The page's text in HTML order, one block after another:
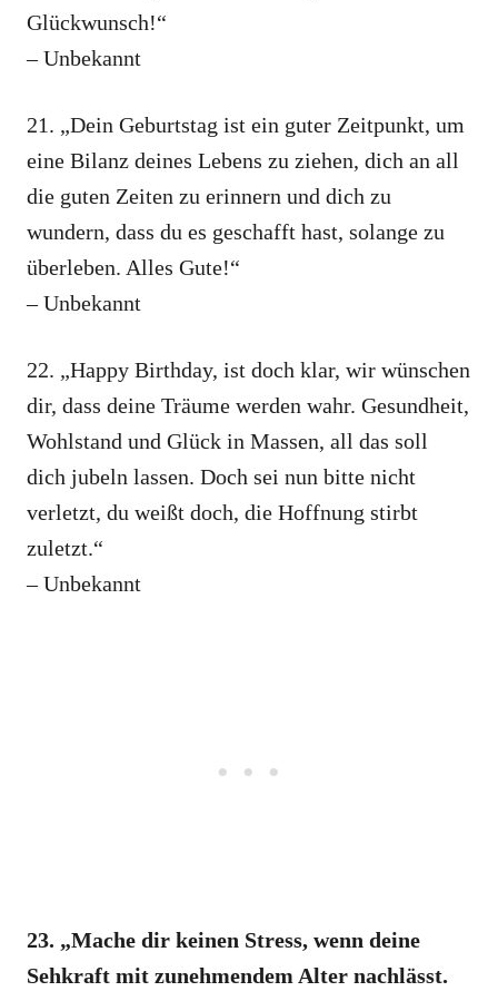
Glückwunsch!“
– Unbekannt
21. „Dein Geburtstag ist ein guter Zeitpunkt, um
eine Bilanz deines Lebens zu ziehen, dich an all
die guten Zeiten zu erinnern und dich zu
wundern, dass du es geschafft hast, solange zu
überleben. Alles Gute!“
– Unbekannt
22. „Happy Birthday, ist doch klar, wir wünschen
dir, dass deine Träume werden wahr. Gesundheit,
Wohlstand und Glück in Massen, all das soll
dich jubeln lassen. Doch sei nun bitte nicht
verletzt, du weißt doch, die Hoffnung stirbt
zuletzt.“
– Unbekannt
23. „Mache dir keinen Stress, wenn deine
Sehkraft mit zunehmendem Alter nachlässt.